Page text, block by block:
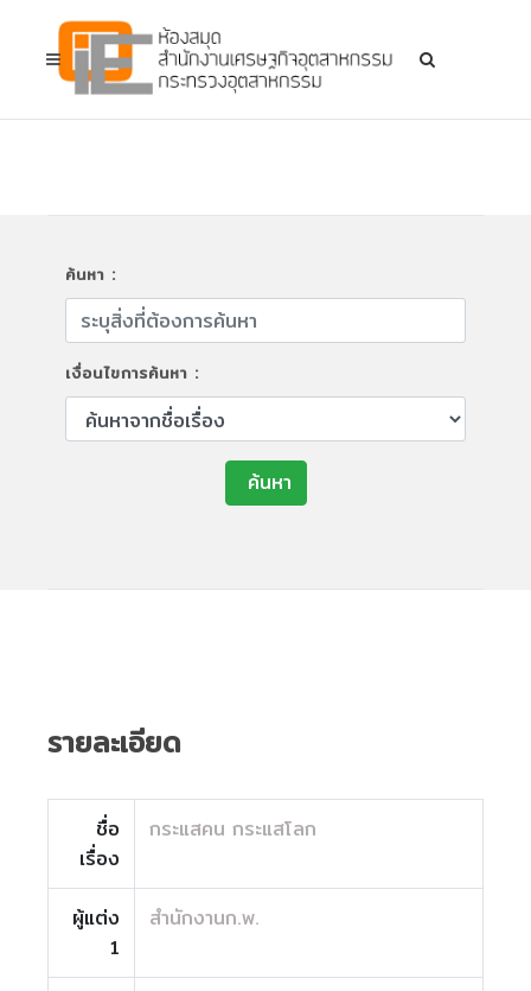
ค้นหา :
เงื่อนไขการค้นหา :
ค้นหา
รายละเอียด
ชื่อ
เรื่อง
กระแสคน กระแสโลก
ผู้แต่ง
1
สำนักงานก.พ.